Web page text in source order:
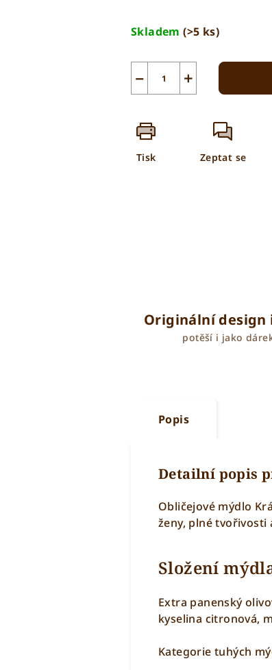
cena:
Skladem(>5 ks)
+
−
Tisk Zeptat se
Originální design
potěší i jako
Popis
Detailní popis
Obličejové mýdlo
ženy, plné tvořivosti
Složení
Extra panenský
kyselina citronová,
Kategorie tuhých